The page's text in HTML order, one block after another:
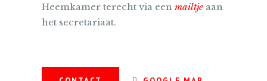
Heemkamer terecht via een mailtjeaan
het secretariaat.